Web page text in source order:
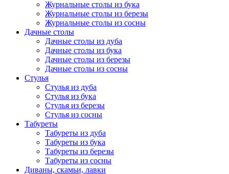
Журнальные столы из бука
Журнальные столы из березы
Журнальные столы из сосны
Дачные столы
Дачные столы из дуба
Дачные столы из бука
Дачные столы из березы
Дачные столы из сосны
Стулья
Стулья из дуба
Стулья из бука
Стулья из березы
Стулья из сосны
Табуреты
Табуреты из дуба
Табуреты из бука
Табуреты из березы
Табуреты из сосны
Диваны, скамьи, лавки